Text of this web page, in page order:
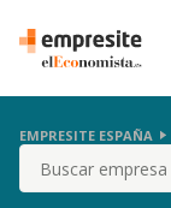
EMPRESITE ESPAÑA
Buscar